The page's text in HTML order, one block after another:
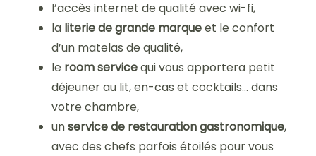
l’accès internet de qualité avec wi-fi,
la literie de grande marqueet le confort
d’un matelas de qualité,
le room servicequi vous apportera petit
déjeuner au lit, en-cas et cocktails… dans
votre chambre,
unservice de restauration gastronomique,
avec des chefs parfois étoilés pour vous